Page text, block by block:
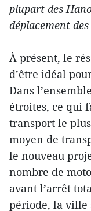
plupart des
déplacement
À présent, le
d’être idéal
Dans
étroites, ce qui
transport le
moyen de
le nouveau
nombre de
avant l’arrêt
période, la ville